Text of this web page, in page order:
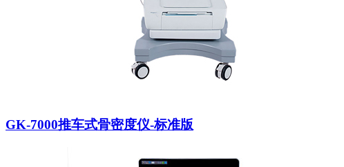
GK-7000推车式骨密度仪-标准版